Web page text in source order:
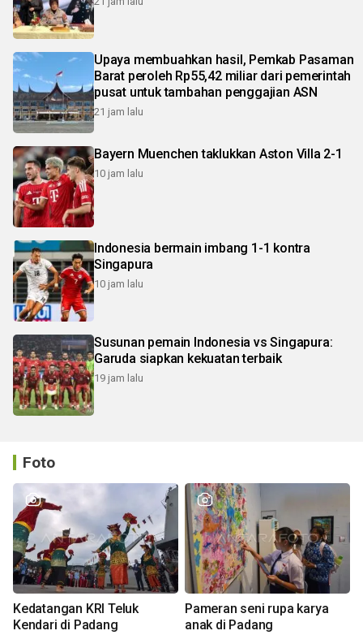
Upaya membuahkan hasil, Pemkab Pasaman
Barat peroleh Rp55,42 miliar dari pemerintah
pusat untuk tambahan penggajian ASN
21 jam lalu
Bayern Muenchen taklukkan Aston Villa 2-1
10 jam lalu
Indonesia bermain imbang 1-1 kontra
Singapura
10 jam lalu
Susunan pemain Indonesia vs Singapura:
Garuda siapkan kekuatan terbaik
19 jam lalu
Foto
Kedatangan KRI Teluk
Kendari di Padang
Pameran seni rupa karya
anak di Padang